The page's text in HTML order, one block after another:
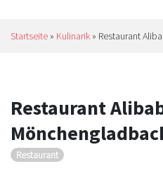
Startseite » Kulinarik » Restaurant
Restaurant
Restaurant